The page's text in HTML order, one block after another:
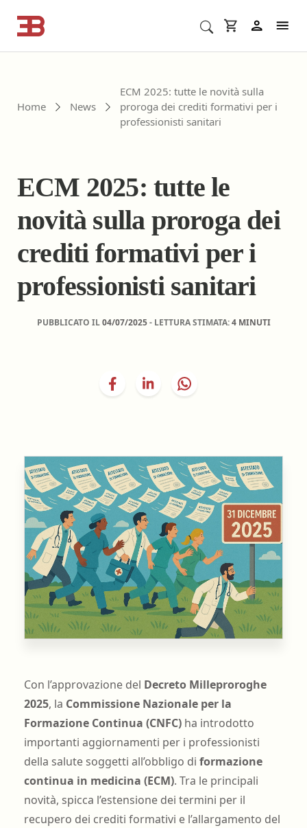
Home News
ECM 2025: tutte le novità sulla
proroga dei crediti formativi per i
professionisti sanitari
ECM 2025: tutte le
novità sulla proroga dei
crediti formativi per i
professionisti sanitari
PUBBLICATO IL04/07/2025- LETTURA STIMATA:4 MINUTI
Con l’approvazione del Decreto Milleproroghe
2025, la Commissione Nazionale per la
Formazione Continua (CNFC)ha introdotto
importanti aggiornamenti per i professionisti
della salute soggetti all’obbligo di formazione
continua in medicina (ECM). Tra le principali
novità, spicca l’estensione dei termini per il
recupero dei crediti formativi e l’allargamento del